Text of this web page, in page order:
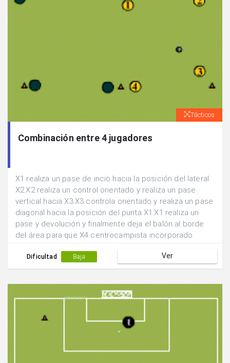
Tácticos
Combinación entre 4 jugadores
X1 realiza un pase de incio hacia la posición del lateral
X2.X2 realiza un control orientado y realiza un pase
vertical hacia X3.X3 controla orientado y realiza un pase
diagonal hacia la posición del punta X1.X1 realiza un
pase y devolución y finalmente deja el balón al borde
del área para que X4 centrocampista incorporado
Dificultad Baja Ver